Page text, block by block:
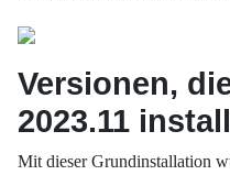
Versionen,
2023.11
Mit dieser Grundinstallation